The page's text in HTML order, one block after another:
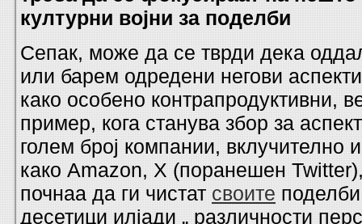
културни војни за поделби
Сепак, може да се тврди дека
или барем одредени негови
како особено контрапродуктивни,
пример, кога станува збор за
голем број компании, вклучително
како Amazon, X (поранешен
почнаа да ги чистат своите
десетици илјади „ различности